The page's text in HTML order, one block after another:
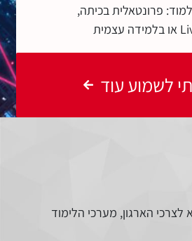
פרונטאלית בכיתה,
לשמוע עוד
לצרכי הארגון, מערכי הלימוד